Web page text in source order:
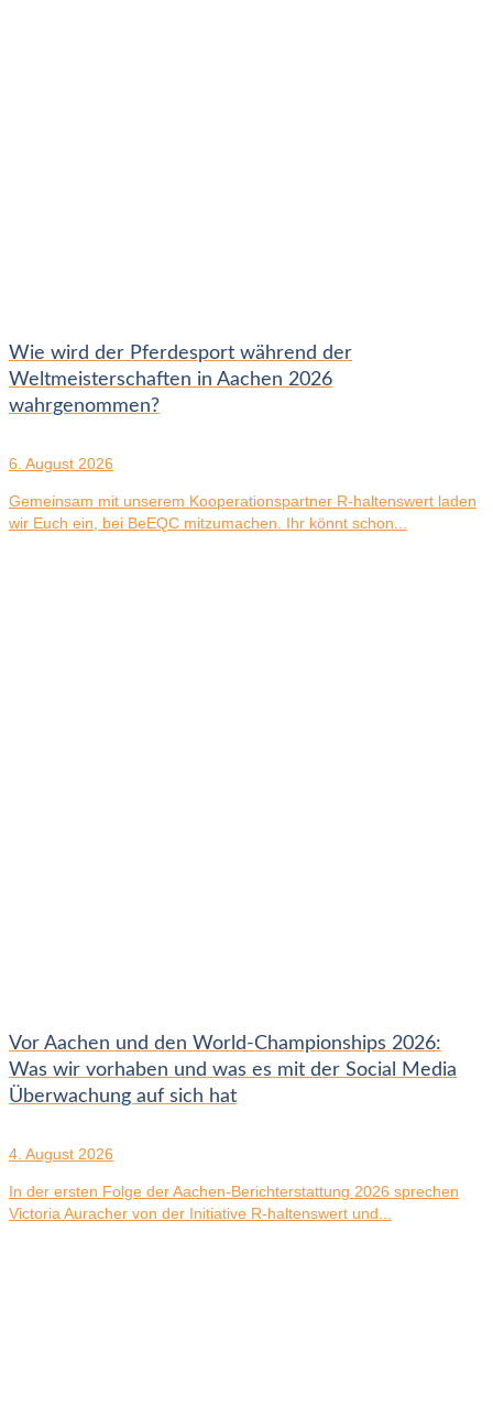
Wie wird der Pferdesport während der
Weltmeisterschaften in Aachen 2026
wahrgenommen?
6. August 2026
Gemeinsam mit unserem Kooperationspartner R-haltenswert laden
wir Euch ein, bei BeEQC mitzumachen. Ihr könnt schon...
Vor Aachen und den World-Championships 2026:
Was wir vorhaben und was es mit der Social Media
Überwachung auf sich hat
4. August 2026
In der ersten Folge der Aachen-Berichterstattung 2026 sprechen
Victoria Auracher von der Initiative R-haltenswert und...